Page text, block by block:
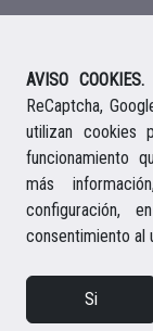
928 816 293
Ihre deutsche
Your english
©
AVISO COOKIES.
ReCaptcha,
utilizan cookies
funcionamiento
más
configuración,
consentimiento al
Si